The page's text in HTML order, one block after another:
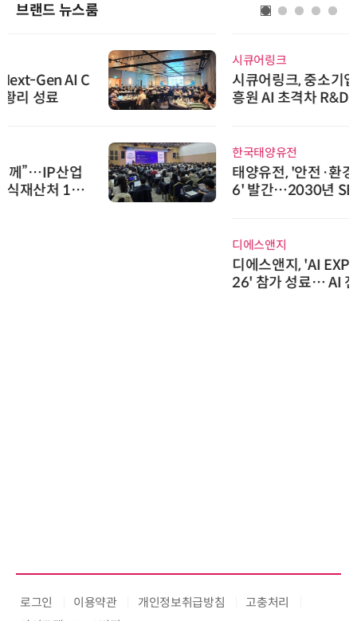
브랜드 뉴스룸
시큐어링크, 중소기업기술정보진
흥원 AI 초격차 R&D 사업 최종 선
태양유전, '안전·환경 보고서 202
6' 발간…2030년 SBT 수준 온실
로그인 이용약관 개인정보취급방침
고충처리